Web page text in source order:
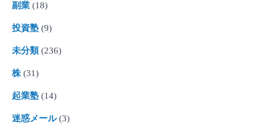
副業 (18)
投資塾 (9)
未分類 (236)
株 (31)
起業塾 (14)
迷惑メール(3)